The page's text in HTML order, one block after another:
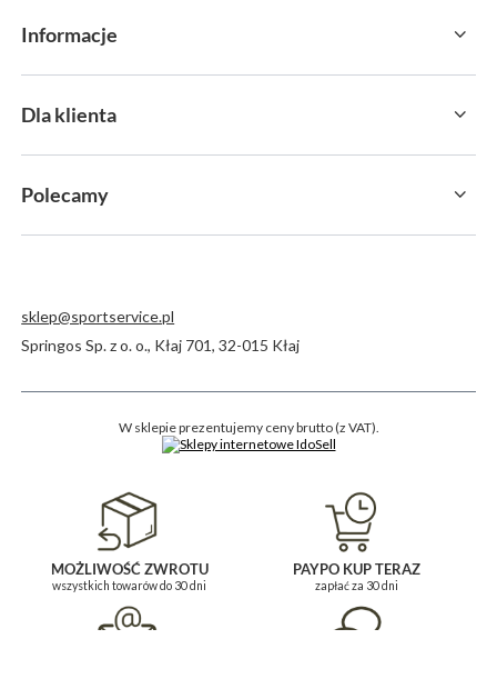
Informacje
Dla klienta
Polecamy
sklep@sportservice.pl
Springos Sp. z o. o., Kłaj 701,32-015 Kłaj
W sklepie prezentujemy ceny brutto (z VAT).
MOŻLIWOŚĆ ZWROTU
wszystkich towarów do 30 dni
PAYPO KUP TERAZ
zapłać za 30 dni